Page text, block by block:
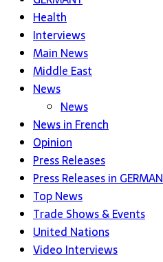
Health
Interviews
Main News
Middle East
News
News
News in French
Opinion
Press Releases
Press Releases in GERMAN
Top News
Trade Shows & Events
United Nations
Video Interviews